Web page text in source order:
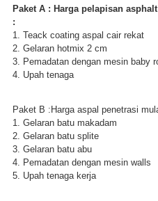
Paket A : Harga pelapisan
:
1. Teack coating aspal cair rekat
2. Gelaran hotmix 2 cm
3. Pemadatan dengan mesin baby
4. Upah tenaga
Paket B :Harga aspal penetrasi
1. Gelaran batu makadam
2. Gelaran batu splite
3. Gelaran batu abu
4. Pemadatan dengan mesin walls
5. Upah tenaga kerja